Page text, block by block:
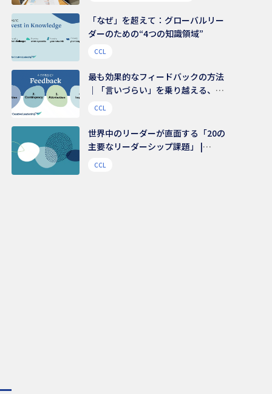
「なぜ」を超えて：グローバルリー
ダーのための“4つの知識領域”
CCL
最も効果的なフィードバックの方法
｜「言いづらい」を乗り越える、伝
え方のコツ
CCL
世界中のリーダーが直面する「20の
主要なリーダーシップ課題」 |
48,000人を超えるリーダーから得ら
CCL